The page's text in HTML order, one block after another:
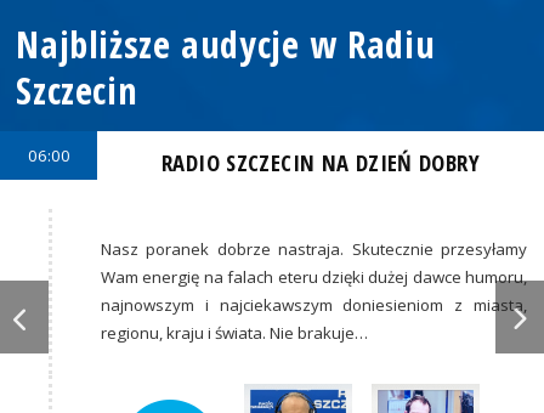
Najbliższe audycje w Radiu
Szczecin
06:00 RADIO SZCZECIN NA DZIEŃ DOBRY
Nasz poranek dobrze nastraja. Skutecznie przesyłamy
Wam energię na falach eteru dzięki dużej dawce humoru,
najnowszym i najciekawszym doniesieniom z miasta,
regionu, kraju i świata. Nie brakuje…